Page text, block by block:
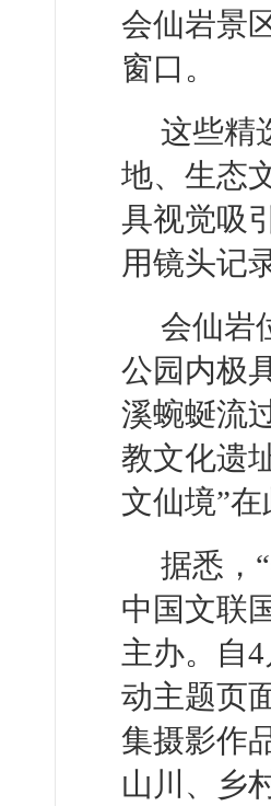
会仙岩景
窗口。
这些精
地、生态
具视觉吸
用镜头记
会仙岩
公园内极
溪蜿蜒流
教文化遗
文仙境”在
据悉，
中国文联
主办。自
动主题页
集摄影作
山川、乡